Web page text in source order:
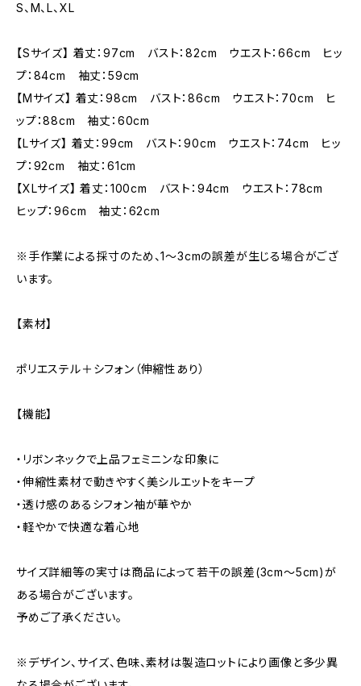
S、M、L、XL
【Sサイズ】 着丈：97cm バスト：82cm ウエスト：66cm ヒッ
プ：84cm 袖丈：59cm
【Mサイズ】 着丈：98cm バスト：86cm ウエスト：70cm ヒ
ップ：88cm 袖丈：60cm
【Lサイズ】 着丈：99cm バスト：90cm ウエスト：74cm ヒッ
プ：92cm 袖丈：61cm
【XLサイズ】 着丈：100cm バスト：94cm ウエスト：78cm
ヒップ：96cm 袖丈：62cm
※手作業による採寸のため、1〜3cmの誤差が生じる場合がござ
います。
【素材】
ポリエステル＋シフォン（伸縮性あり）
【機能】
・リボンネックで上品フェミニンな印象に
・伸縮性素材で動きやすく美シルエットをキープ
・透け感のあるシフォン袖が華やか
・軽やかで快適な着心地
サイズ詳細等の実寸は商品によって若干の誤差(3cm〜5cm)が
ある場合がございます。
予めご了承ください。
※デザイン、サイズ、色味、素材は製造ロットにより画像と多少異